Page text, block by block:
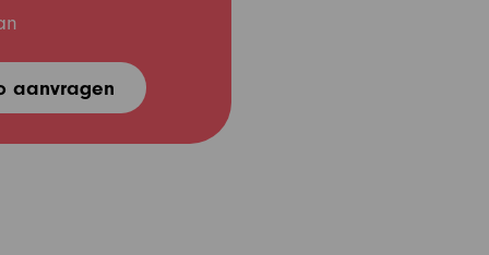
aanvragen